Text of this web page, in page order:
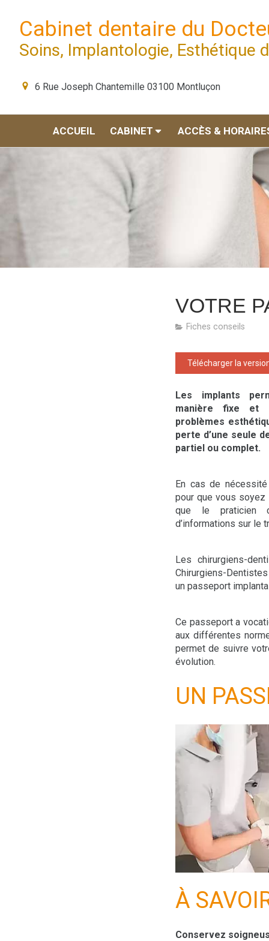
Cabinet dentaire du
Soins, Implantologie, Esthétique
6 Rue Joseph Chantemille 03100 Montluçon
ACCUEIL CABINET ACCÈS &
VOTRE
Fiches conseils
Télécharger la
Les implants
manière fixe et
problèmes
perte d’une seule
partiel ou complet.
En cas de nécessité
pour que vous soyez
que le praticien
d’informations sur le
Les chirurgiens-
Chirurgiens-
un passeport
Ce passeport a
aux différentes
permet de suivre
évolution.
UN
À
Conservez